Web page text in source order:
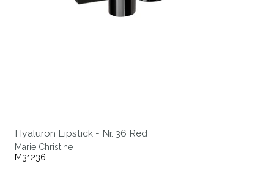
Hyaluron Lipstick - Nr. 36 Red
Marie Christine
M31236